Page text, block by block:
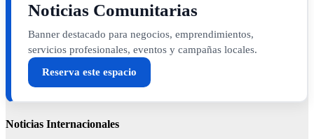
Noticias Comunitarias
Banner destacado para negocios, emprendimientos,
servicios profesionales, eventos y campañas locales.
Reserva este espacio
Noticias Internacionales